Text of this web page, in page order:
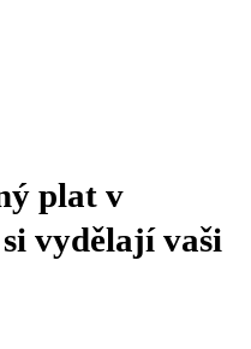
plat v
vydělají vaši